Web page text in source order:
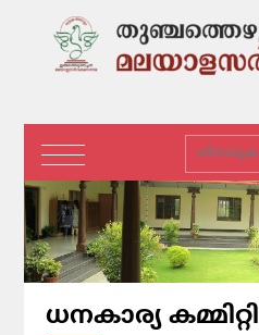
ധനകാര്യ കമ്മിറ്റി